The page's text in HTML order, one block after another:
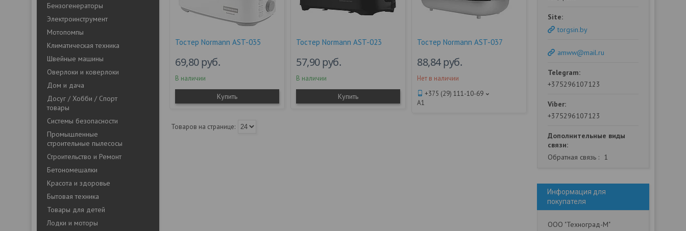
Бензогенераторы
Электроинструмент
Мотопомпы
Климатическая техника
Швейные машины
Оверлоки и коверлоки
Дом и дача
Досуг / Хобби / Спорт
товары
Системы безопасности
Промышленные
строительные пылесосы
Строительство и Ремонт
Бетономешалки
Красота и здоровье
Бытовая техника
Товары для детей
Лодки и моторы
Тостер Normann AST-035
69,80руб.
В наличии
Купить
Тостер Normann AST-023
57,90руб.
В наличии
Купить
Тостер Normann AST-037
88,84руб.
Нет в наличии
+375 (29) 111-10-69
А1
torgsin.by
amww@mail.ru
+375296107123
+375296107123
Обратная связь 1
Информация для
покупателя
ООО "Техноград-М"